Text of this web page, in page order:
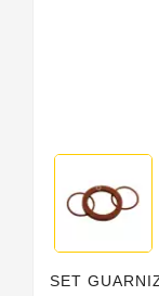
SET